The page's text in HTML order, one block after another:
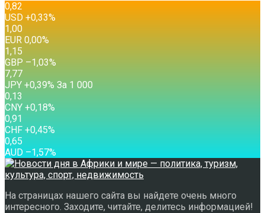
0,82
USD +0,33%
1,00
EUR 0,00%
1,15
GBP –1,03%
7,77
JPY +0,39% За 1 000
0,13
CNY +0,18%
0,91
CHF +0,45%
0,65
AUD –1,57%
На страницах нашего сайта вы найдете очень много
интересного. Заходите, читайте, делитесь информацией!